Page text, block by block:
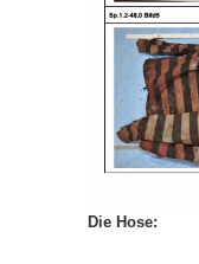
Die Hose: